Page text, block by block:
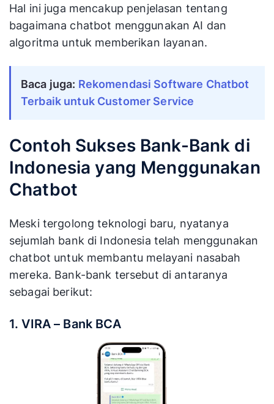
Hal ini juga mencakup penjelasan tentang
bagaimana chatbot menggunakan AI dan
algoritma untuk memberikan layanan​.
Baca juga: Rekomendasi Software Chatbot
Terbaik untuk Customer Service
Contoh Sukses Bank-Bank di
Indonesia yang Menggunakan
Chatbot
Meski tergolong teknologi baru, nyatanya
sejumlah bank di Indonesia telah menggunakan
chatbot untuk membantu melayani nasabah
mereka. Bank-bank tersebut di antaranya
sebagai berikut:
1. VIRA – Bank BCA